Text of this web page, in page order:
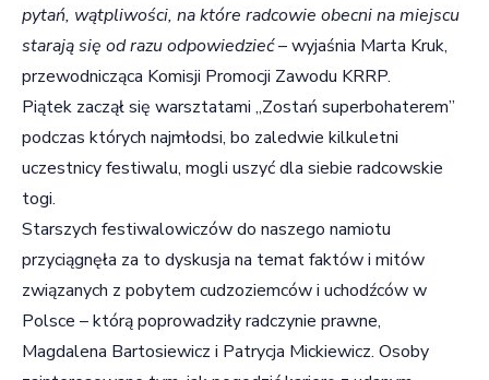
pytań, wątpliwości, na które radcowie obecni na miejscu
starają się od razu odpowiedzieć– wyjaśnia Marta Kruk,
przewodnicząca Komisji Promocji Zawodu KRRP.
Piątek zaczął się warsztatami „Zostań superbohaterem”
podczas których najmłodsi, bo zaledwie kilkuletni
uczestnicy festiwalu, mogli uszyć dla siebie radcowskie
togi.
Starszych festiwalowiczów do naszego namiotu
przyciągnęła za to dyskusja na temat faktów i mitów
związanych z pobytem cudzoziemców i uchodźców w
Polsce – którą poprowadziły radczynie prawne,
Magdalena Bartosiewicz i Patrycja Mickiewicz. Osoby